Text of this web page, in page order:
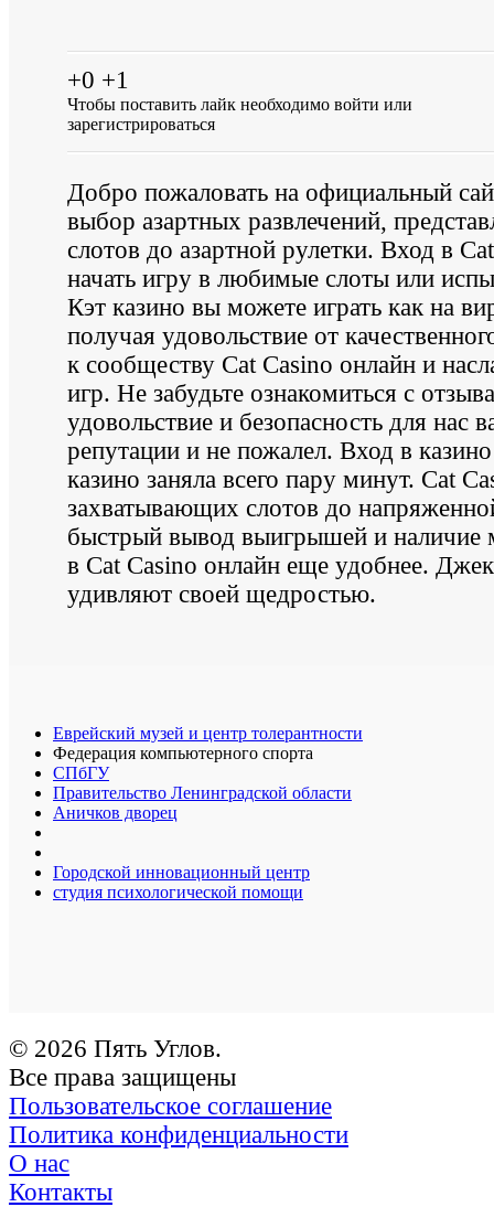
+0 +1
Чтобы поставить лайк необходимо войти или
зарегистрироваться
Добро пожаловать на официальный
выбор азартных развлечений,
слотов до азартной рулетки. Вход в
начать игру в любимые слоты или
Кэт казино вы можете играть как на
получая удовольствие от
к сообществу Cat Casino онлайн и
игр. Не забудьте ознакомиться с
удовольствие и безопасность для нас
репутации и не пожалел. Вход в
казино заняла всего пару минут. Cat
захватывающих слотов до
быстрый вывод выигрышей и наличие
в Cat Casino онлайн еще удобнее.
удивляют своей щедростью.
Еврейский музей и центр толерантности
Федерация компьютерного спорта
СПбГУ
Правительство Ленинградской области
Аничков дворец
Городской инновационный центр
студия психологической помощи
© 2026 Пять Углов.
Все права защищены
Пользовательское соглашение
Политика конфиденциальности
О нас
Контакты